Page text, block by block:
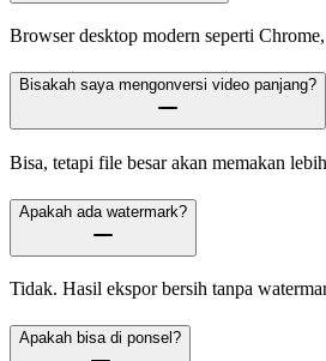
Browser desktop modern seperti
Bisakah saya mengonversi video panjang?
Bisa, tetapi file besar akan memakan
Apakah ada watermark?
Tidak. Hasil ekspor bersih tanpa
Apakah bisa di ponsel?